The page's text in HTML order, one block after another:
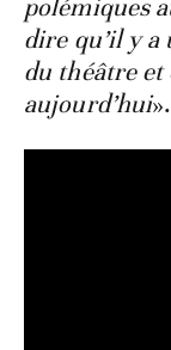
polémiques
dire qu’il y a
du théâtre et
aujourd’hui».